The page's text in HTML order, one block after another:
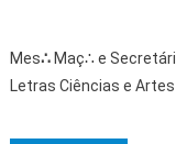
Mes∴Maç∴ e
Letras Ciências e Artes